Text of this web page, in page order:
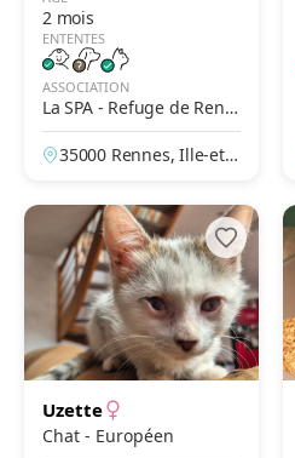
2 mois
ENTENTES
ASSOCIATION
La SPA - Refuge de Renn
es
35000 Rennes, Ille-et-V
Uzette
Chat - Européen